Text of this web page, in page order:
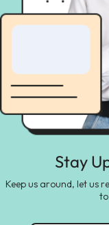
Stay
Keep us around, let us